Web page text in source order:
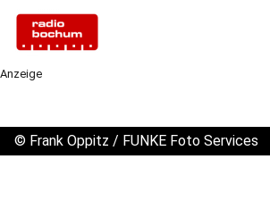
Anzeige
© Frank Oppitz / FUNKE Foto Services